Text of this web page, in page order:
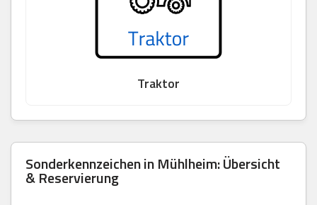
Traktor
Sonderkennzeichen in Mühlheim: Übersicht
& Reservierung